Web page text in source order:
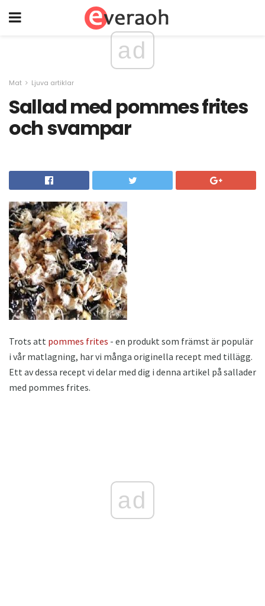
ad
Mat Ljuva artiklar
Sallad med pommes frites
och svampar
Trots att pommes frites - en produkt som främst är populär
i vår matlagning, har vi många originella recept med tillägg.
Ett av dessa recept vi delar med dig i denna artikel på sallader
med pommes frites.
ad